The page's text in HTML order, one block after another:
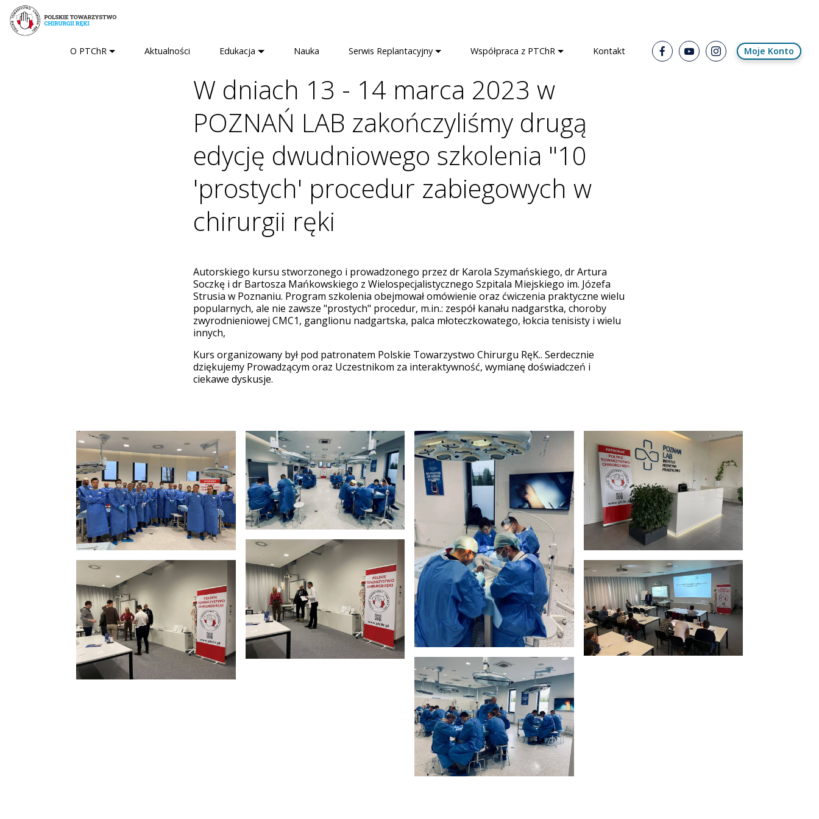
O PTChR Aktualności Edukacja Nauka Serwis Replantacyjny Współpraca z PTChR Kontakt Moje Konto
W dniach 13 - 14 marca 2023 w
POZNAŃ LAB zakończyliśmy drugą
edycję dwudniowego szkolenia "10
'prostych' procedur zabiegowych w
chirurgii ręki
Autorskiego kursu stworzonego i prowadzonego przez dr Karola Szymańskiego, dr Artura
Soczkę i dr Bartosza Mańkowskiego z Wielospecjalistycznego Szpitala Miejskiego im. Józefa
Strusia w Poznaniu. Program szkolenia obejmował omówienie oraz ćwiczenia praktyczne wielu
popularnych, ale nie zawsze "prostych" procedur, m.in.: zespół kanału nadgarstka, choroby
zwyrodnieniowej CMC1, ganglionu nadgartska, palca młoteczkowatego, łokcia tenisisty i wielu
innych,
Kurs organizowany był pod patronatem Polskie Towarzystwo Chirurgu RęK.. Serdecznie
dziękujemy Prowadzącym oraz Uczestnikom za interaktywność, wymianę doświadczeń i
ciekawe dyskusje.